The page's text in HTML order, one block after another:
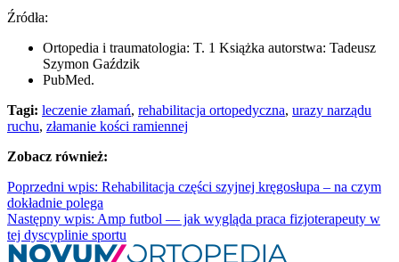
Źródła:
Ortopedia i traumatologia: T. 1 Książka autorstwa: Tadeusz
Szymon Gaździk
PubMed.
Tagi: leczenie złamań, rehabilitacja ortopedyczna, urazy narządu
ruchu, złamanie kości ramiennej
Zobacz również:
Poprzedni wpis: Rehabilitacja części szyjnej kręgosłupa – na czym
dokładnie polega
Następny wpis: Amp futbol — jak wygląda praca fizjoterapeuty w
tej dyscyplinie sportu